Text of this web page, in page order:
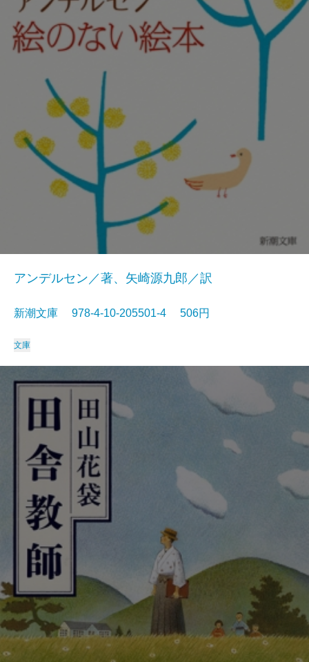
アンデルセン／著、矢崎源九郎／訳
新潮文庫 978-4-10-205501-4 506円
文庫